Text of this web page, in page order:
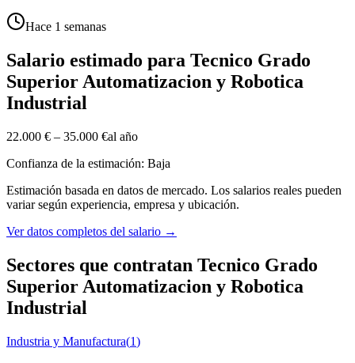
Hace 1 semanas
Salario estimado para Tecnico Grado
Superior Automatizacion y Robotica
Industrial
22.000 € – 35.000 €al año
Confianza de la estimación: Baja
Estimación basada en datos de mercado. Los salarios reales pueden
variar según experiencia, empresa y ubicación.
Ver datos completos del salario →
Sectores que contratan Tecnico Grado
Superior Automatizacion y Robotica
Industrial
Industria y Manufactura(1)